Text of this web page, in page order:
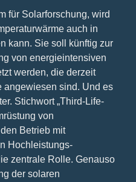
für Solarforschung, wird
auch in
kann. Sie soll künftig zur
von energieintensiven
werden, die derzeit
angewiesen sind. Und es
Stichwort „Third-Life-
von
Betrieb mit
Hochleistungs-
zentrale Rolle. Genauso
der solaren